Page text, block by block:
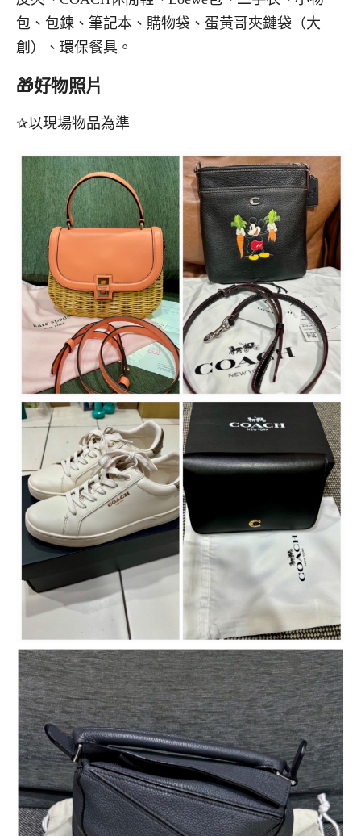
包、包鍊、筆記本、購物袋、蛋黃哥夾鏈袋（大
創）、環保餐具。
🎁好物照片
✰以現場物品為準